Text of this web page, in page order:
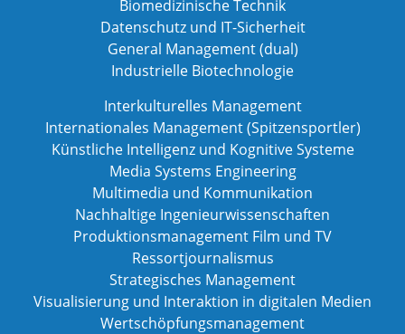
Biomedizinische Technik
Datenschutz und IT-Sicherheit
General Management (dual)
Industrielle Biotechnologie
Interkulturelles Management
Internationales Management (Spitzensportler)
Künstliche Intelligenz und Kognitive Systeme
Media Systems Engineering
Multimedia und Kommunikation
Nachhaltige Ingenieurwissenschaften
Produktionsmanagement Film und TV
Ressortjournalismus
Strategisches Management
Visualisierung und Interaktion in digitalen Medien
Wertschöpfungsmanagement